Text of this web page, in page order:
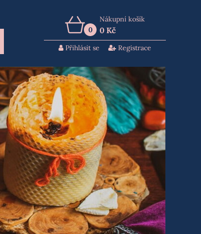
0
Nákupní košík
0 Kč
Přihlásit se Registrace